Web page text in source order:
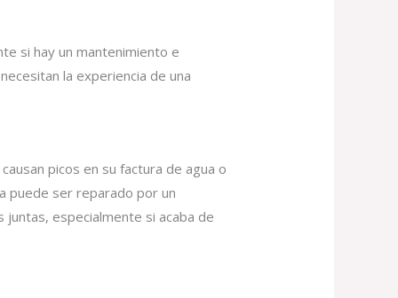
si hay un mantenimiento e
la experiencia de una
picos en su factura de agua o
puede ser reparado por un
especialmente si acaba de